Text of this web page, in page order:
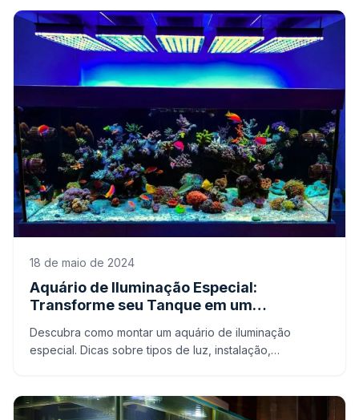
18 de maio de 2024
Aquário de Iluminação Especial:
Transforme seu Tanque em um
Descubra como montar um aquário de iluminação
especial. Dicas sobre tipos de luz, instalação,